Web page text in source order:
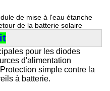
de mise à l'eau étanche
de la batterie solaire
pour les diodes
d'alimentation
simple contre la
à batterie.